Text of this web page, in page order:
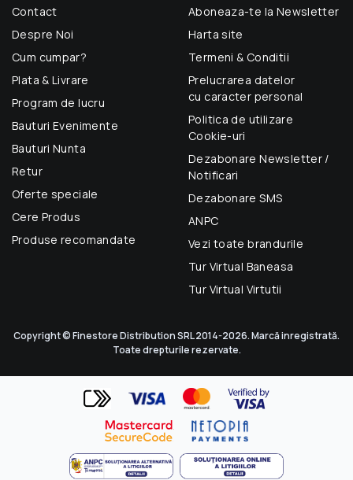
Contact
Despre Noi
Cum cumpar?
Plata & Livrare
Program de lucru
Bauturi Evenimente
Bauturi Nunta
Retur
Oferte speciale
Cere Produs
Produse recomandate
Aboneaza-te la Newsletter
Harta site
Termeni & Conditii
Prelucrarea datelor
cu caracter personal
Politica de utilizare
Cookie-uri
Dezabonare Newsletter /
Notificari
Dezabonare SMS
ANPC
Vezi toate brandurile
Tur Virtual Baneasa
Tur Virtual Virtutii
Copyright © Finestore Distribution SRL 2014-2026. Marcă inregistrată.
Toate drepturile rezervate.